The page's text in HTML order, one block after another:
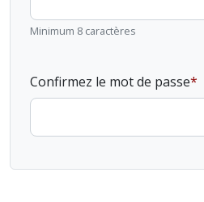
Minimum 8 caractères
Confirmez le mot de passe